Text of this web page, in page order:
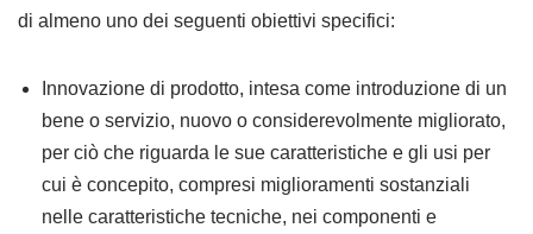
di almeno uno dei seguenti obiettivi specifici:
Innovazione di prodotto, intesa come introduzione di un
bene o servizio, nuovo o considerevolmente migliorato,
per ciò che riguarda le sue caratteristiche e gli usi per
cui è concepito, compresi miglioramenti sostanziali
nelle caratteristiche tecniche, nei componenti e